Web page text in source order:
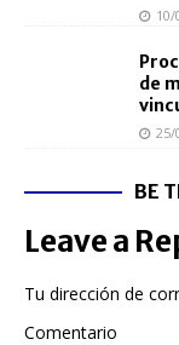
10/
de
25/
BE
Leave a
Tu dirección de
Comentario